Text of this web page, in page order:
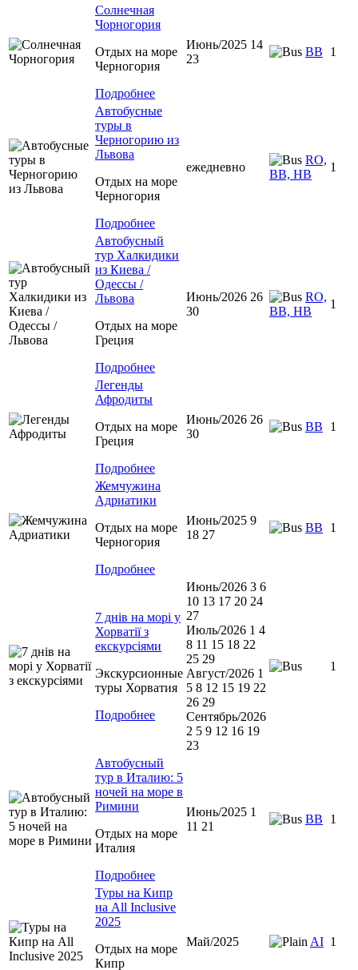
Солнечная
Чорногория
Отдых на море
Черногория
Подробнее
Июнь/2025 14
23
BB 1
Автобусные
туры в
Черногорию из
Львова
Отдых на море
Черногория
Подробнее
ежедневно
RO,
BB, HB
1
Автобусный
тур Халкидики
из Киева /
Одессы /
Львова
Отдых на море
Греция
Подробнее
Июнь/2026 26
30
RO,
BB, HB
1
Легенды
Афродиты
Отдых на море
Греция
Подробнее
Июнь/2026 26
30
ВВ 1
Жемчужина
Адриатики
Отдых на море
Черногория
Подробнее
Июнь/2025 9
18 27
BB 1
7 днів на морі у
Хорватії з
екскурсіями
Экскурсионные
туры Хорватия
Подробнее
Июнь/2026 3 6
10 13 17 20 24
27
Июль/2026 1 4
8 11 15 18 22
25 29
Август/2026 1
5 8 12 15 19 22
26 29
Сентябрь/2026
2 5 9 12 16 19
23
1
Автобусный
тур в Италию: 5
ночей на море в
Римини
Отдых на море
Италия
Подробнее
Июнь/2025 1
11 21
ВВ 1
Туры на Кипр
на All Inclusive
2025
Отдых на море
Кипр
Май/2025 AI 1